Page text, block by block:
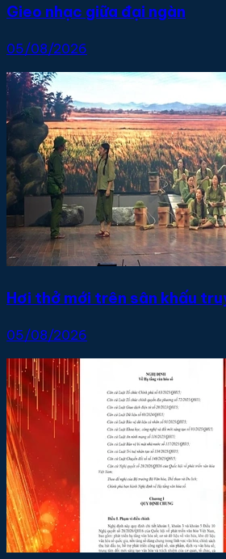
Gieo nhạc giữa đại ngàn
05/08/2026
Hơi thở mới trên sân khấu
05/08/2026